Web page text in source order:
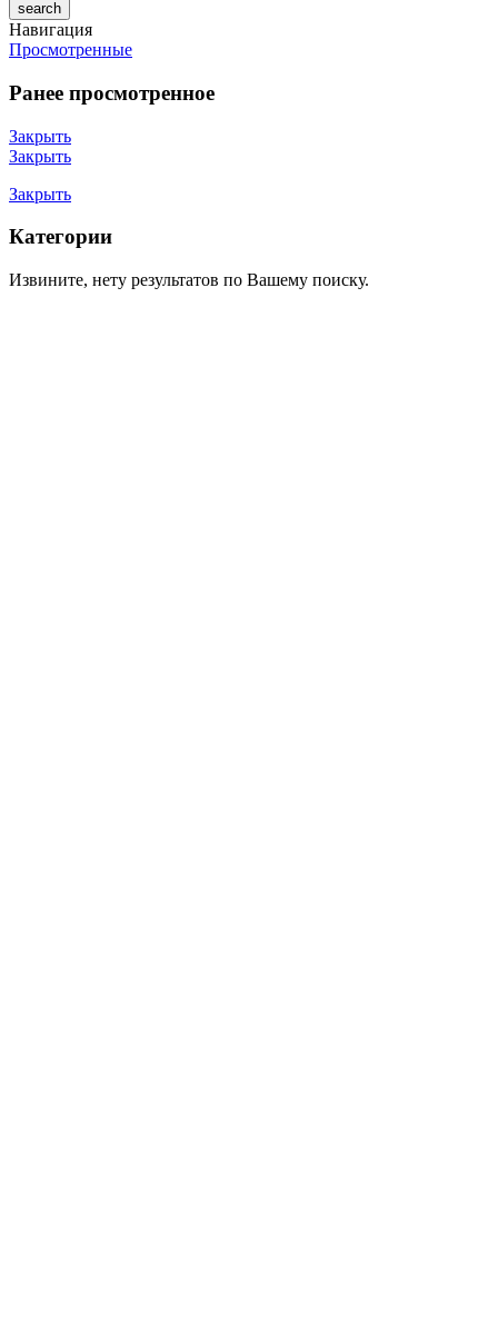
Навигация
Просмотренные
Ранее просмотренное
Закрыть
Закрыть
Закрыть
Категории
Извините, нету результатов по Вашему поиску.